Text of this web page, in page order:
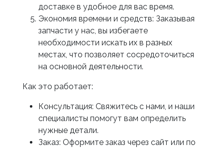
доставке в удобное для вас время.
Экономия времени и средств: Заказывая
запчасти у нас, вы избегаете
необходимости искать их в разных
местах, что позволяет сосредоточиться
на основной деятельности.
Как это работает:
Консультация: Свяжитесь с нами, и наши
специалисты помогут вам определить
нужные детали.
Заказ: Оформите заказ через сайт или по